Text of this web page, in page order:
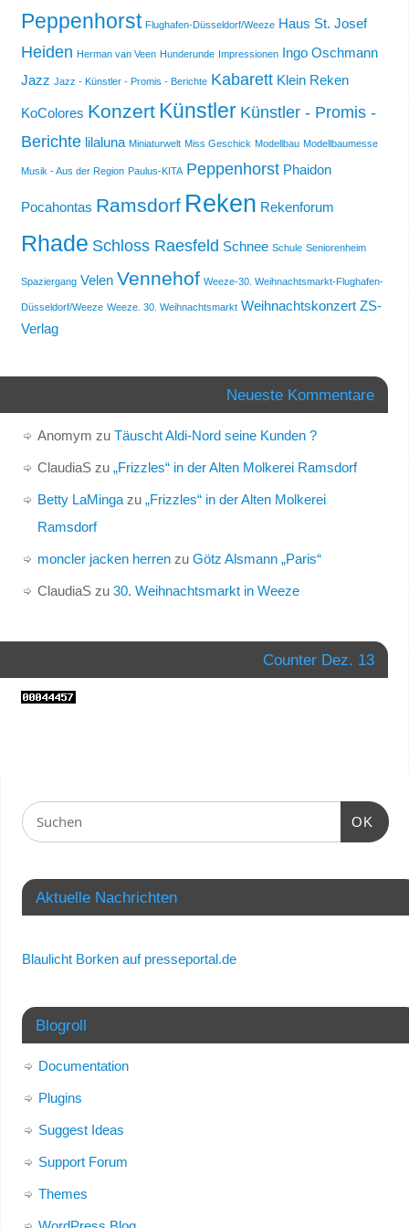
Peppenhorst Flughafen-Düsseldorf/Weeze Haus St. Josef
Heiden Herman van Veen Hunderunde Impressionen
Ingo Oschmann
Jazz Jazz - Künstler - Promis - Berichte Kabarett Klein Reken
KoColores Konzert Künstler Künstler - Promis -
Berichte lilaluna Miniaturwelt Miss Geschick Modellbau Modellbaumesse
Musik - Aus der Region Paulus-KITA Peppenhorst Phaidon
Pocahontas Ramsdorf Reken Rekenforum
Rhade Schloss Raesfeld Schnee Schule Seniorenheim
Spaziergang Velen Vennehof Weeze-30. Weihnachtsmarkt-Flughafen-
Düsseldorf/Weeze Weeze. 30. Weihnachtsmarkt Weihnachtskonzert ZS-
Verlag
Neueste Kommentare
Anomym zu Täuscht Aldi-Nord seine Kunden ?
ClaudiaSzu „Frizzles“ in der Alten Molkerei Ramsdorf
Betty LaMingazu „Frizzles“ in der Alten Molkerei
Ramsdorf
moncler jacken herrenzu Götz Alsmann „Paris“
ClaudiaSzu 30. Weihnachtsmarkt in Weeze
Counter Dez. 13
OK
Aktuelle Nachrichten
Blaulicht Borken auf presseportal.de
Blogroll
Documentation
Plugins
Suggest Ideas
Support Forum
Themes